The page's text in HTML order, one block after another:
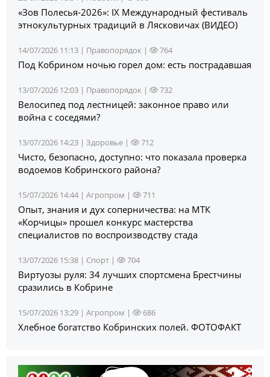
«Зов Полесья‑2026»: IX Международный фестиваль
этнокультурных традиций в Лясковичах (ВИДЕО)
14/07/2026 11:13 | Правопорядок | 764
Под Кобрином ночью горел дом: есть пострадавшая
13/07/2026 12:03 | Правопорядок | 732
Велосипед под лестницей: законное право или
война с соседями?
13/07/2026 14:23 | Здоровье | 712
Чисто, безопасно, доступно: что показала проверка
водоемов Кобринского района?
15/07/2026 14:44 | Агропром | 711
Опыт, знания и дух соперничества: на МТК
«Корчицы» прошел конкурс мастерства
специалистов по воспроизводству стада
13/07/2026 15:38 | Спорт | 704
Виртуозы руля: 34 лучших спортсмена Брестчины
сразились в Кобрине
15/07/2026 13:29 | Агропром | 686
Хлебное богатство Кобринских полей. ФОТОФАКТ